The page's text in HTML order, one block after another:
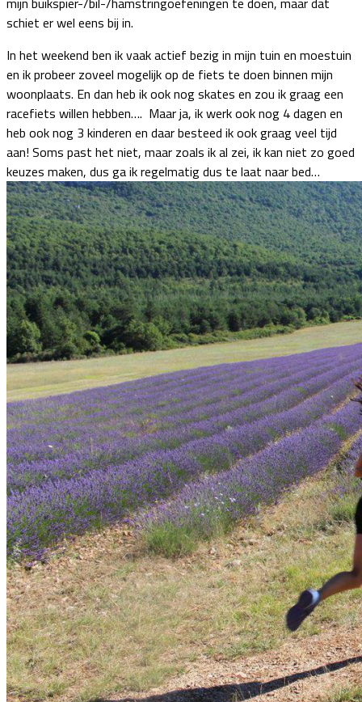
schiet er wel eens bij in.
In het weekend ben ik vaak actief bezig in mijn tuin en moestuin
en ik probeer zoveel mogelijk op de fiets te doen binnen mijn
woonplaats. En dan heb ik ook nog skates en zou ik graag een
racefiets willen hebben…. Maar ja, ik werk ook nog 4 dagen en
heb ook nog 3 kinderen en daar besteed ik ook graag veel tijd
aan! Soms past het niet, maar zoals ik al zei, ik kan niet zo goed
keuzes maken, dus ga ik regelmatig dus te laat naar bed…